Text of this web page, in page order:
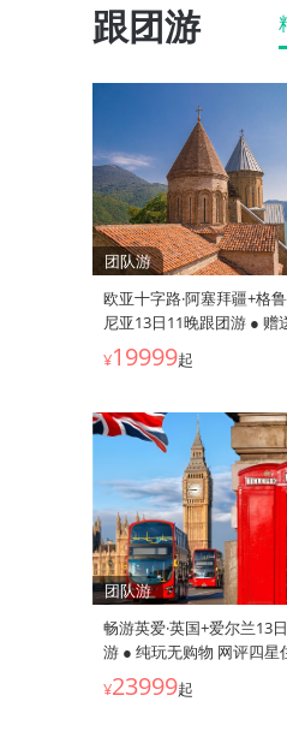
跟团游
团队游
欧亚十字路·阿塞拜疆+格
尼亚13日11晚跟团游 ● 赠
+赠移动WIFI+赠旅行险+提
减丨一价全含+品质好团+
+舍基皇宫+葡萄酒庄品酒
+阿里尼诺雕塑+圣三一教
里城堡+卡兹别克山+塞凡
三国KC
¥19999起
团队游
畅游英爱·英国+爱尔兰13
游 ● 纯玩无购物 网评四星
门票 温德米尔湖区 科兹沃
尔庄园 剑桥游船+泰晤士
¥23999起